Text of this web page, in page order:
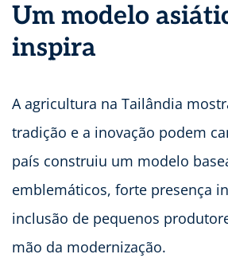
Um modelo
inspira
A agricultura na Tailândia
tradição e a inovação podem
país construiu um modelo
emblemáticos, forte presença
inclusão de pequenos
mão da modernização.